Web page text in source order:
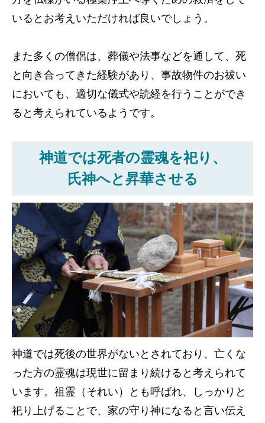
いるとお考えいただければ良いでしょう。
また多くの僧侶は、葬儀や法事などを通して、死
と向き合ってきた経験があり、事故物件のお祓い
においても、適切な儀式や読経を行うことができ
ると考えられているようです。
神道では死者の霊魂を祀り、
氏神へと昇華させる
神道では死後の世界がないとされており、亡くな
った方の霊魂は現世に留まり続けると考えられて
います。祖霊（それい）とも呼ばれ、しっかりと
祀り上げることで、家の守り神になると言い伝え